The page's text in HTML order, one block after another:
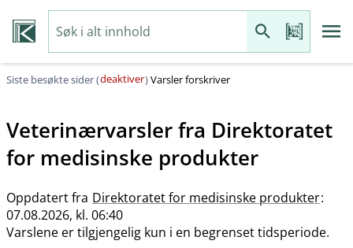
Siste besøkte sider (deaktiver)Varsler forskriver
Veterinærvarsler fra Direktoratet
for medisinske produkter
Oppdatert fra Direktoratet for medisinske produkter:
07.08.2026, kl. 06:40
Varslene er tilgjengelig kun i en begrenset tidsperiode.